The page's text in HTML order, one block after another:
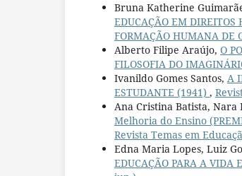
Bruna Katherine
EDUCAÇÃO EM DIREITOS
FORMAÇÃO HUMANA DE
Alberto Filipe Araújo, O
FILOSOFIA DO
Ivanildo Gomes Santos, A
ESTUDANTE (1941) ,
Ana Cristina Batista, Nara
Melhoria do Ensino
Revista Temas em
Edna Maria Lopes, Luiz
EDUCAÇÃO PARA A VIDA